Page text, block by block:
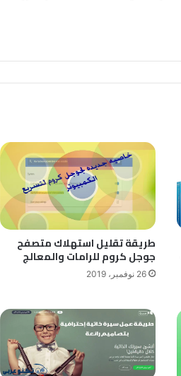
طريقة تقليل استهلاك متصفح
جوجل كروم للرامات والمعالج
26 نوفمبر، 2019